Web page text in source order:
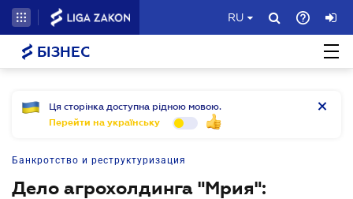
RU
БІЗНЕС
Ця сторінка доступна рідною мовою.
Перейти на українську
Банкротство и реструктуризация
Дело агрохолдинга "Мрия":